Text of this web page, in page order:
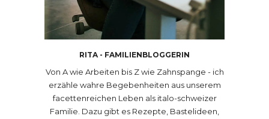
RITA - FAMILIENBLOGGERIN
Von A wie Arbeiten bis Z wie Zahnspange - ich
erzähle wahre Begebenheiten aus unserem
facettenreichen Leben als italo-schweizer
Familie. Dazu gibt es Rezepte, Bastelideen,